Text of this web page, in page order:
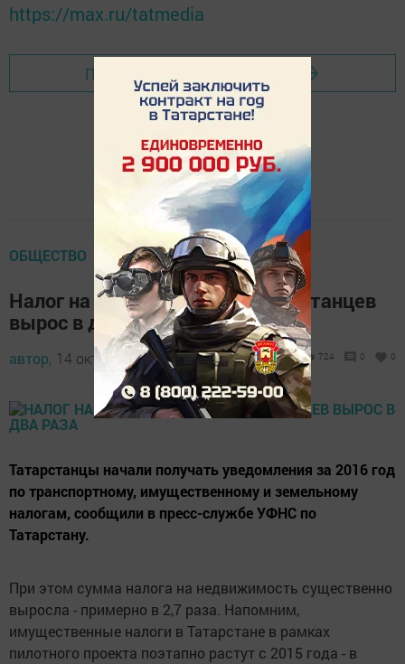
https://max.ru/tatmedia
Перейти на страницу новости
ОБЩЕСТВО
Налог на имущество для татарстанцев
вырос в два раза
автор, 14 октября 2017 - 06:37 724 0 0
Татарстанцы начали получать уведомления за 2016 год
по транспортному, имущественному и земельному
налогам, сообщили в пресс-службе УФНС по
Татарстану.
При этом сумма налога на недвижимость существенно
выросла - примерно в 2,7 раза. Напомним,
имущественные налоги в Татарстане в рамках
пилотного проекта поэтапно растут с 2015 года - в